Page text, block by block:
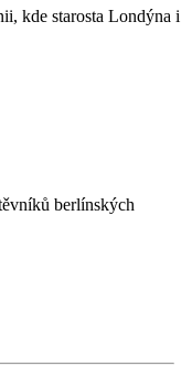
kde starosta Londýna i
berlínských